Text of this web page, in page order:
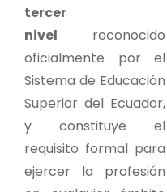
tercer
nivel reconocido
oficialmente por el
Sistema de Educación
Superior del Ecuador,
y constituye el
requisito formal para
ejercer la profesión